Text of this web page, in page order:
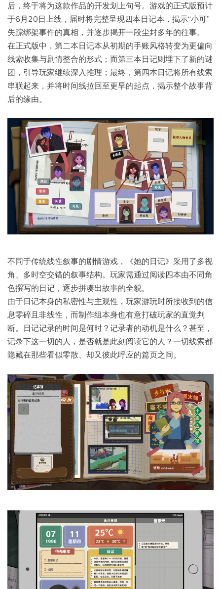
后，终于将为这款作品的开发划上句号。游戏的正式版预计
于6月20日上线，届时将完整呈现四本日记本，揭示“小可”
失踪绑架事件的真相，并逐步揭开一段尘封多年的往事。
在正式版中，第二本日记本从初期的手账风格转变为更偏向
线索收集与剧情整合的形式；而第三本日记则埋下了新的谜
团，引导玩家继续深入推理；最终，第四本日记将所有线索
串联起来，并将时间线拉回至更早的起点，揭示整个故事背
后的缘由。
不同于传统线性叙事的剧情游戏，《她的日记》采用了多视
角、多时空交错的叙事结构。玩家需通过阅读四本由不同角
色撰写的日记，逐步拼凑出故事的全貌。
由于日记本身的私密性与主观性，玩家游玩时所接收到的信
息零碎且非线性，而制作组本身也有意打破玩家的直觉判
断。日记记录的时间是何时？记录者的动机是什么？甚至，
记录下这一切的人，是否就是此刻阅读它的人？一切线索都
隐藏在那些看似零散、却又彼此呼应的篇页之间。